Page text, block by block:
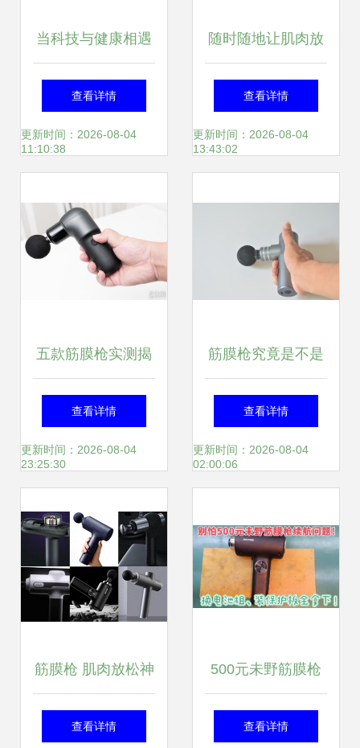
当科技与健康相遇
一场发布会，一支
筋膜枪，如何俘获
查看详情
更新时间：2026-08-04
11:10:38
随时随地让肌肉放
松，野小兽Monica
随身筋膜枪评测
查看详情
更新时间：2026-08-04
13:43:02
五款筋膜枪实测揭
秘 小体积大推力，
引领肌肉放松新趋
查看详情
更新时间：2026-08-04
23:25:30
筋膜枪究竟是不是
智商税？亲身体验
评测后，我的答案
查看详情
更新时间：2026-08-04
02:00:06
筋膜枪 肌肉放松神
器还是健康隐患？
查看详情
500元未野筋膜枪
续航修复秘籍 拆
查看详情